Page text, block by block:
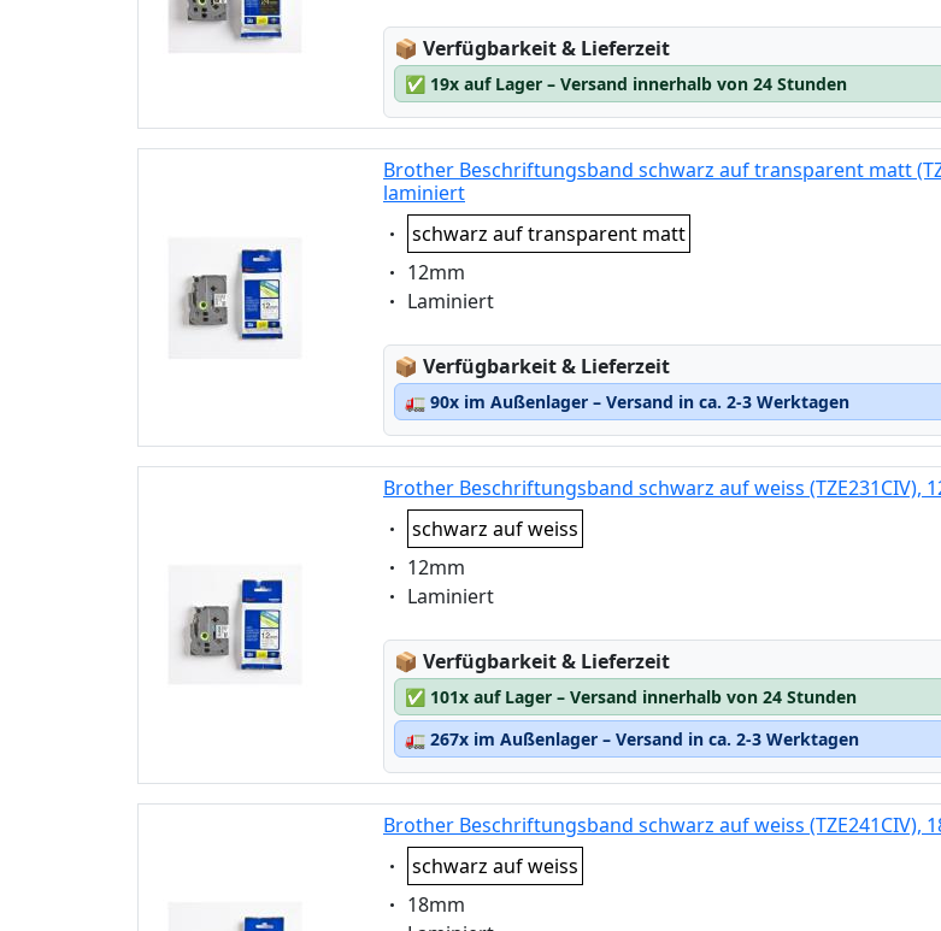
📦 Lagerstatus:
Verfügbarkeit & Lieferzeit
✅ 19x auf Lager – Versand innerhalb von 24 Stunden
Brother Beschriftungsband schwarz auf transparent matt
laminiert
Eigenschaft:
schwarz auf transparent matt
Eigenschaft:
12mm
Eigenschaft:
Laminiert
📦 Lagerstatus:
Verfügbarkeit & Lieferzeit
🚛 90x im Außenlager – Versand in ca. 2-3 Werktagen
Brother Beschriftungsband schwarz auf weiss (TZE231CIV),
Eigenschaft:
schwarz auf weiss
Eigenschaft:
12mm
Eigenschaft:
Laminiert
📦 Lagerstatus:
Verfügbarkeit & Lieferzeit
✅ 101x auf Lager – Versand innerhalb von 24 Stunden
🚛 267x im Außenlager – Versand in ca. 2-3 Werktagen
Brother Beschriftungsband schwarz auf weiss (TZE241CIV),
Eigenschaft:
schwarz auf weiss
Eigenschaft:
18mm